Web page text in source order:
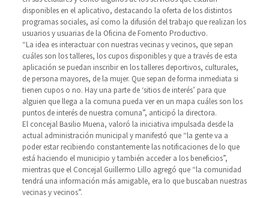
disponibles en el aplicativo, destacando la oferta de los distintos
programas sociales, así como la difusión del trabajo que realizan los
usuarios y usuarias de la Oficina de Fomento Productivo.
“La idea es interactuar con nuestras vecinas y vecinos, que sepan
cuáles son los talleres, los cupos disponibles y que a través de esta
aplicación se puedan inscribir en los talleres deportivos, culturales,
de persona mayores, de la mujer. Que sepan de forma inmediata si
tienen cupos o no. Hay una parte de ‘sitios de interés’ para que
alguien que llega a la comuna pueda ver en un mapa cuáles son los
puntos de interés de nuestra comuna”, anticipó la directora.
El concejal Basilio Muena, valoró la iniciativa impulsada desde la
actual administración municipal y manifestó que “la gente va a
poder estar recibiendo constantemente las notificaciones de lo que
está haciendo el municipio y también acceder a los beneficios”,
mientras que el Concejal Guillermo Lillo agregó que “la comunidad
tendrá una información más amigable, era lo que buscaban nuestras
vecinas y vecinos”.